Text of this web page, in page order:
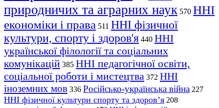
природничих та аграрних наук 570 ННІ
економіки і права 511 ННІ фізичної
культури, спорту і здоров'я 440 ННІ
української філології та соціальних
комунікацій 385 ННІ педагогічної освіти,
соціальної роботи і мистецтва 372 ННІ
іноземних мов 336 Російсько-українська війна 227
ННІ фізичної культури спорту та здоров’я 208